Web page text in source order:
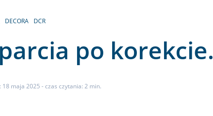
DECORA DCR
po korekcie.
18 maja 2025 - czas czytania: 2 min.